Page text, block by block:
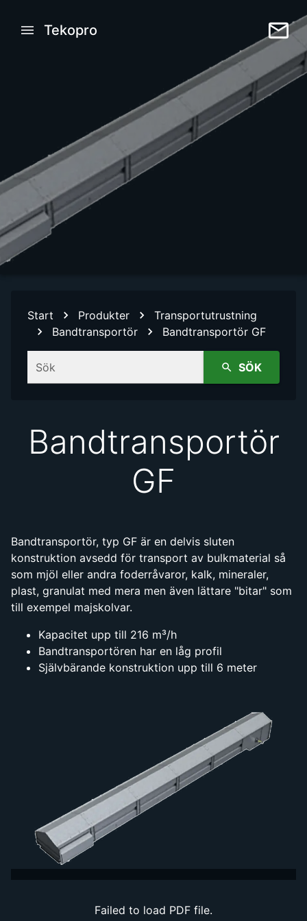
Tekopro
Start Produkter
Transportutrustning
Bandtransportör
Bandtransportör GF
Sök SÖK
Bandtransportör
GF
Bandtransportör, typ GF är en delvis sluten
konstruktion avsedd för transport av bulkmaterial så
som mjöl eller andra foderråvaror, kalk, mineraler,
plast, granulat med mera men även lättare "bitar" som
till exempel majskolvar.
Kapacitet upp till 216 m³/h
Bandtransportören har en låg profil
Självbärande konstruktion upp till 6 meter
Failed to load PDF file.